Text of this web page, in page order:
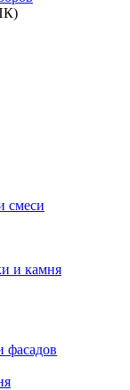
смеси
и камня
фасадов